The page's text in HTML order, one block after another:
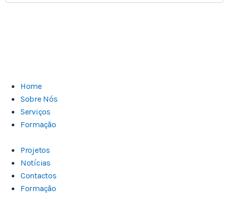
0% COMPLETADO 0/0 Etapas
Home
Sobre Nós
Serviços
Formação
Projetos
Notícias
Contactos
Formação